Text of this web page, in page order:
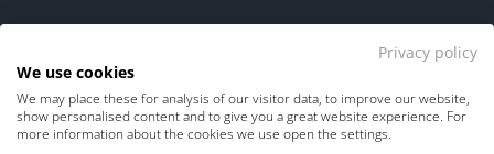
VD2 Pro bietet Steuerkanzleien, Steuergruppen und
Steuerverbänden spezifische Funktionen, die in
dieser Kombination am Markt nicht verfügbar sind:
White-Label-Fähigkeit zur vollständigen Integration
Kontakt Über uns
Privacy policy
We use cookies
We may place these for analysis of our visitor data, to improve our website,
show personalised content and to give you a great website experience. For
more information about the cookies we use open the settings.